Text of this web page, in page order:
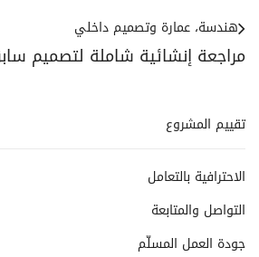
مراجعة إنشائية شاملة لتصميم
هندسة، عمارة وتصميم داخلي
تقييم المشروع
الاحترافية بالتعامل
التواصل والمتابعة
جودة العمل المسلّم